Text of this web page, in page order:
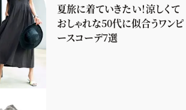
夏旅に着ていきたい！涼しくて
おしゃれな50代に似合うワンピ
ースコーデ7選